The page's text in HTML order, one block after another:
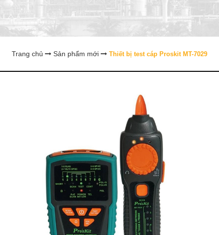
Trang chủ Sản phẩm mới Thiết bị test cáp Proskit MT-7029